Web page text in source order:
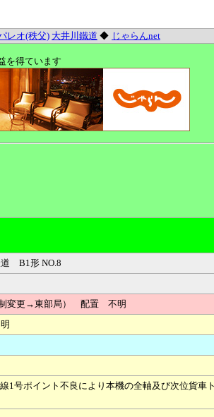
レオ(秩父) 大井川鐵道 ◆ じゃらんnet
を得ています
B1形 NO.8
制変更→東部局） 配置 不明
1号ポイント不良により本機の全軸及び次位貨車